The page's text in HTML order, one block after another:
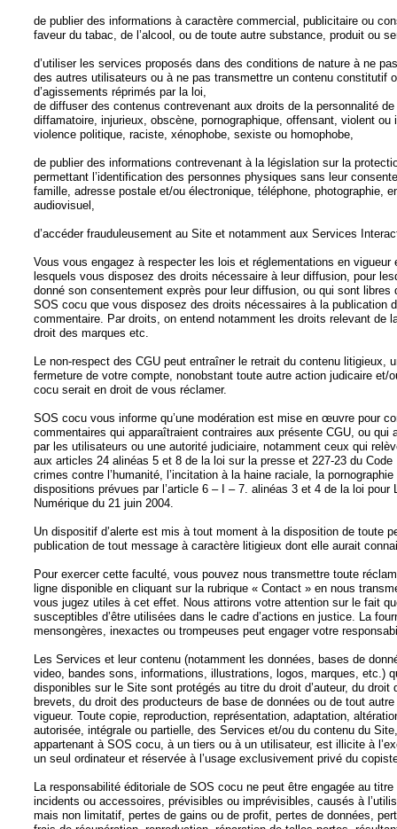
de publier des informations à caractère commercial, publicitaire ou
faveur du tabac, de l’alcool, ou de toute autre substance, produit ou
d’utiliser les services proposés dans des conditions de nature à ne
des autres utilisateurs ou à ne pas transmettre un contenu constitutif
d’agissements réprimés par la loi,
de diffuser des contenus contrevenant aux droits de la personnalité
diffamatoire, injurieux, obscène, pornographique, offensant, violent
violence politique, raciste, xénophobe, sexiste ou homophobe,
de publier des informations contrevenant à la législation sur la
permettant l’identification des personnes physiques sans leur
famille, adresse postale et/ou électronique, téléphone, photographie,
audiovisuel,
d’accéder frauduleusement au Site et notamment aux Services
Vous vous engagez à respecter les lois et réglementations en vigueur
lesquels vous disposez des droits nécessaire à leur diffusion, pour
donné son consentement exprès pour leur diffusion, ou qui sont libres
SOS cocu que vous disposez des droits nécessaires à la publication
commentaire. Par droits, on entend notamment les droits relevant de
droit des marques etc.
Le non-respect des CGU peut entraîner le retrait du contenu litigieux,
fermeture de votre compte, nonobstant toute autre action judicaire et/
cocu serait en droit de vous réclamer.
SOS cocu vous informe qu’une modération est mise en œuvre pour
commentaires qui apparaîtraient contraires aux présente CGU, ou qui
par les utilisateurs ou une autorité judiciaire, notamment ceux qui
aux articles 24 alinéas 5 et 8 de la loi sur la presse et 227-23 du Code
crimes contre l’humanité, l’incitation à la haine raciale, la
dispositions prévues par l’article 6 – I – 7. alinéas 3 et 4 de la loi pour
Numérique du 21 juin 2004.
Un dispositif d’alerte est mis à tout moment à la disposition de toute
publication de tout message à caractère litigieux dont elle aurait
Pour exercer cette faculté, vous pouvez nous transmettre toute
ligne disponible en cliquant sur la rubrique « Contact » en nous
vous jugez utiles à cet effet. Nous attirons votre attention sur le fait
susceptibles d’être utilisées dans le cadre d’actions en justice. La
mensongères, inexactes ou trompeuses peut engager votre
Les Services et leur contenu (notamment les données, bases de
video, bandes sons, informations, illustrations, logos, marques, etc.)
disponibles sur le Site sont protégés au titre du droit d’auteur, du droit
brevets, du droit des producteurs de base de données ou de tout
vigueur. Toute copie, reproduction, représentation, adaptation,
autorisée, intégrale ou partielle, des Services et/ou du contenu du
appartenant à SOS cocu, à un tiers ou à un utilisateur, est illicite à
un seul ordinateur et réservée à l’usage exclusivement privé du
La responsabilité éditoriale de SOS cocu ne peut être engagée au
incidents ou accessoires, prévisibles ou imprévisibles, causés à
mais non limitatif, pertes de gains ou de profit, pertes de données,